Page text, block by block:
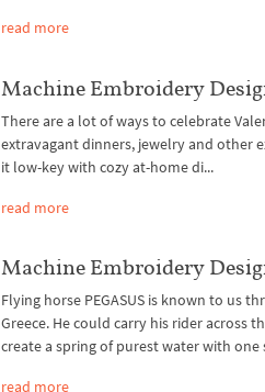
read more
Machine Embroidery
There are a lot of ways to celebrate
extravagant dinners, jewelry and other
it low-key with cozy at-home di...
read more
Machine Embroidery
Flying horse PEGASUS is known to us
Greece. He could carry his rider across
create a spring of purest water with one
read more